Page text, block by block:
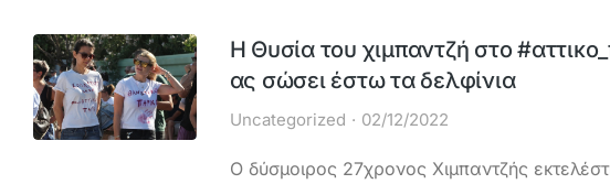
Η Θυσία του χιμπαντζή στο
ας σώσει έστω τα δελφίνια
Uncategorized 02/12/2022
Ο δύσμοιρος 27χρονος Χιμπαντζής